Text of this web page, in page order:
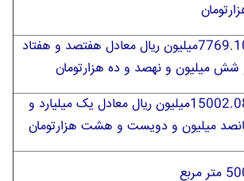
7769.10میلیون ریال معادل هفتصد و هفتاد
شش میلیون و نهصد و ده هزارتومان
15002.08میلیون ریال معادل یک میلیارد و
میلیون و دویست و هشت هزارتومان
مربع